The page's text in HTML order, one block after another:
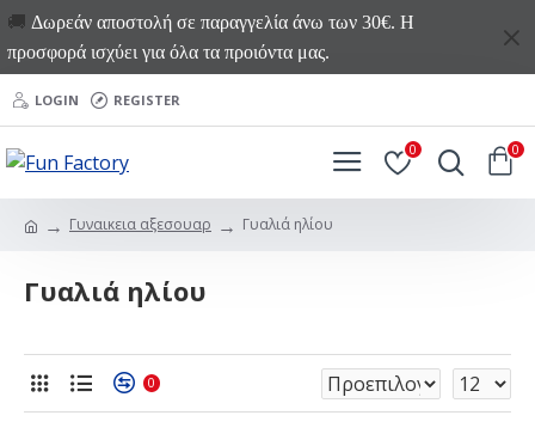
🚚 Δωρεάν αποστολή σε παραγγελία άνω των 30€. Η
προσφορά ισχύει για όλα τα προιόντα μας.
LOGIN REGISTER
0 0
Γυναικεια αξεσουαρ Γυαλιά ηλίου
Γυαλιά ηλίου
0